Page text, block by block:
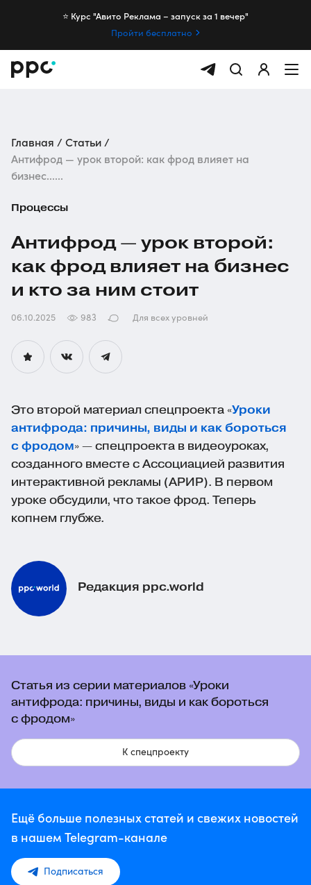
⭐️ Курс "Авито Реклама – запуск за 1 вечер"
Пройти бесплатно
Главная
Статьи
Антифрод — урок второй: как фрод влияет на
бизнес......
Процессы
Антифрод — урок второй:
как фрод влияет на бизнес
и кто за ним стоит
06.10.2025 983 Для всех уровней
Это второй материал спецпроекта «Уроки
антифрода: причины, виды и как бороться
с фродом» — спецпроекта в видеоуроках,
созданного вместе с Ассоциацией развития
интерактивной рекламы (АРИР). В первом
уроке обсудили, что такое фрод. Теперь
копнем глубже.
Редакция ppc.world
Статья из серии материалов «Уроки
антифрода: причины, виды и как бороться
с фродом»
К спецпроекту
Ещё больше полезных статей и свежих новостей
в нашем Telegram-канале
Подписаться